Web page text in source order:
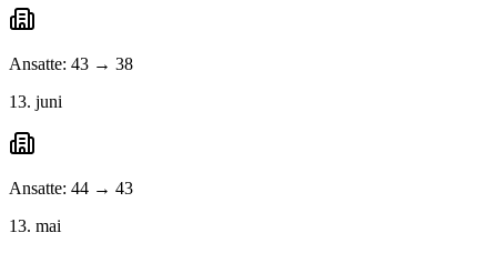
Ansatte: 43 → 38
13. juni
Ansatte: 44 → 43
13. mai